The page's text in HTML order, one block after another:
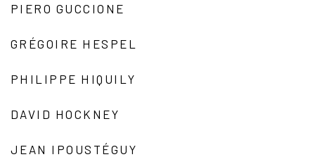
PIERO GUCCIONE
GRÉGOIRE HESPEL
PHILIPPE HIQUILY
DAVID HOCKNEY
JEAN IPOUSTÉGUY